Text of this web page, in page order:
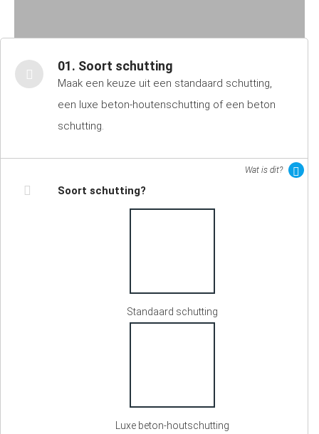
01. Soort schutting
Maak een keuze uit een standaard schutting,
een luxe beton-houtenschutting of een beton
schutting.
Wat is dit?
Soort schutting?
Standaard schutting
Luxe beton-houtschutting